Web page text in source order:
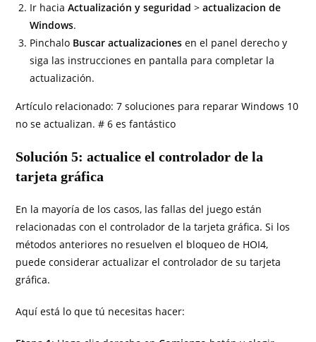
Ir haciaActualización y seguridad >actualizacion de
Windows.
Pinchalo Buscar actualizaciones en el panel derecho y
siga las instrucciones en pantalla para completar la
actualización.
Artículo relacionado: 7 soluciones para reparar Windows 10
no se actualizan. # 6 es fantástico
Solución 5: actualice el controlador de la
tarjeta gráfica
En la mayoría de los casos, las fallas del juego están
relacionadas con el controlador de la tarjeta gráfica. Si los
métodos anteriores no resuelven el bloqueo de HOI4,
puede considerar actualizar el controlador de su tarjeta
gráfica.
Aquí está lo que tú necesitas hacer: